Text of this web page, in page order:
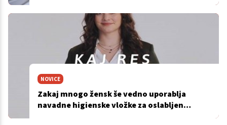
NOVICE
Zakaj mnogo žensk še vedno uporablja
navadne higienske vložke za oslabljen